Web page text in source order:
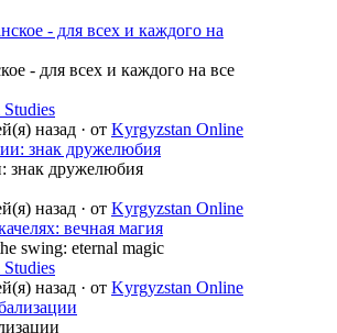
- для всех и каждого на
- для всех и каждого на все
назад · от Kyrgyzstan Online
знак дружелюбия
знак дружелюбия
назад · от Kyrgyzstan Online
вечная магия
swing: eternal magic
назад · от Kyrgyzstan Online